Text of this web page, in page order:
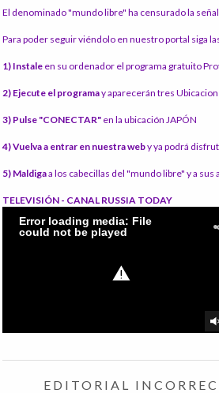
El denominado "mundo libre" ha censurado la señal
Para poder seguir viéndolo en nuestro portal siga
1) Instale en su ordenador el programa gratuito
2) Ejecute el programay aparecerán tres
3) Pulse "CONECTAR" en la ubicación JAPÓN
4) Vuelva a entrar en nuestra weby ya podrá
5) Maldigaa los cabecillas del "mundo libre" y a sus
TELEVISIÓN - CANAL RUSSIA TODAY
EDITORIAL